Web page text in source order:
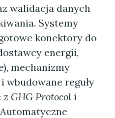
walidacja danych
Systemy
konektory do
energii,
mechanizmy
wbudowane reguły
z GHG Protocol i